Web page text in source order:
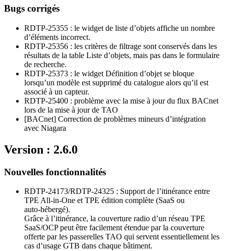
Bugs corrigés
RDTP-25355 : le widget de liste d’objets affiche un nombre
d’éléments incorrect.
RDTP-25356 : les critères de filtrage sont conservés dans les
résultats de la table Liste d’objets, mais pas dans le formulaire
de recherche.
RDTP-25373 : le widget Définition d’objet se bloque
lorsqu’un modèle est supprimé du catalogue alors qu’il est
associé à un capteur.
RDTP-25400 : problème avec la mise à jour du flux BACnet
lors de la mise à jour de TAO
[BACnet] Correction de problèmes mineurs d’intégration
avec Niagara
Version : 2.6.0
Nouvelles fonctionnalités
RDTP-24173/RDTP-24325 : Support de l’itinérance entre
TPE All-in-One et TPE édition complète (SaaS ou
auto‑hébergé).
Grâce à l’itinérance, la couverture radio d’un réseau TPE
SaaS/OCP peut être facilement étendue par la couverture
offerte par les passerelles TAO qui servent essentiellement les
cas d’usage GTB dans chaque bâtiment.